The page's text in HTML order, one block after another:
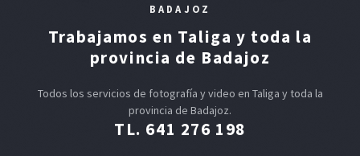
BADAJOZ
Trabajamos en Taliga y toda la
provincia de Badajoz
Todos los servicios de fotografía y video en Taliga y toda la
provincia de Badajoz.
TL. 641 276 198